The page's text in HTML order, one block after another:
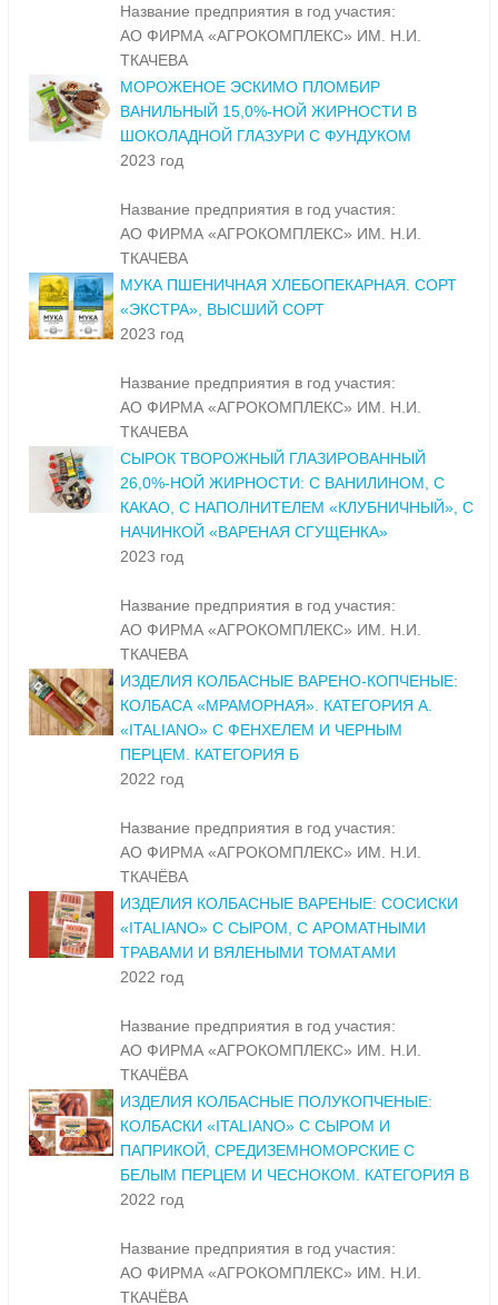
Название предприятия в год участия:
АО ФИРМА «АГРОКОМПЛЕКС» ИМ. Н.И.
ТКАЧЕВА
МОРОЖЕНОЕ ЭСКИМО ПЛОМБИР
ВАНИЛЬНЫЙ 15,0%-НОЙ ЖИРНОСТИ В
ШОКОЛАДНОЙ ГЛАЗУРИ С ФУНДУКОМ
2023 год
Название предприятия в год участия:
АО ФИРМА «АГРОКОМПЛЕКС» ИМ. Н.И.
ТКАЧЕВА
МУКА ПШЕНИЧНАЯ ХЛЕБОПЕКАРНАЯ. СОРТ
«ЭКСТРА», ВЫСШИЙ СОРТ
2023 год
Название предприятия в год участия:
АО ФИРМА «АГРОКОМПЛЕКС» ИМ. Н.И.
ТКАЧЕВА
СЫРОК ТВОРОЖНЫЙ ГЛАЗИРОВАННЫЙ
26,0%-НОЙ ЖИРНОСТИ: С ВАНИЛИНОМ, С
КАКАО, С НАПОЛНИТЕЛЕМ «КЛУБНИЧНЫЙ», С
НАЧИНКОЙ «ВАРЕНАЯ СГУЩЕНКА»
2023 год
Название предприятия в год участия:
АО ФИРМА «АГРОКОМПЛЕКС» ИМ. Н.И.
ТКАЧЕВА
ИЗДЕЛИЯ КОЛБАСНЫЕ ВАРЕНО-КОПЧЕНЫЕ:
КОЛБАСА «МРАМОРНАЯ». КАТЕГОРИЯ А.
«ITALIANO» С ФЕНХЕЛЕМ И ЧЕРНЫМ
ПЕРЦЕМ. КАТЕГОРИЯ Б
2022 год
Название предприятия в год участия:
АО ФИРМА «АГРОКОМПЛЕКС» ИМ. Н.И.
ТКАЧЁВА
ИЗДЕЛИЯ КОЛБАСНЫЕ ВАРЕНЫЕ: СОСИСКИ
«ITALIANO» С СЫРОМ, С АРОМАТНЫМИ
ТРАВАМИ И ВЯЛЕНЫМИ ТОМАТАМИ
2022 год
Название предприятия в год участия:
АО ФИРМА «АГРОКОМПЛЕКС» ИМ. Н.И.
ТКАЧЁВА
ИЗДЕЛИЯ КОЛБАСНЫЕ ПОЛУКОПЧЕНЫЕ:
КОЛБАСКИ «ITALIANO» С СЫРОМ И
ПАПРИКОЙ, СРЕДИЗЕМНОМОРСКИЕ С
БЕЛЫМ ПЕРЦЕМ И ЧЕСНОКОМ. КАТЕГОРИЯ В
2022 год
Название предприятия в год участия:
АО ФИРМА «АГРОКОМПЛЕКС» ИМ. Н.И.
ТКАЧЁВА